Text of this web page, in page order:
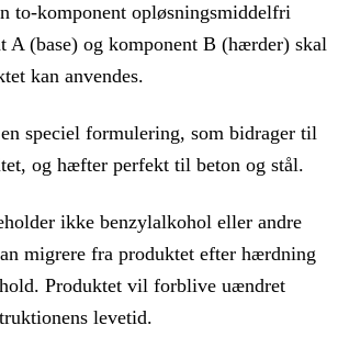
to-komponent opløsningsmiddelfri
A (base) og komponent B (hærder) skal
kan anvendes.
speciel formulering, som bidrager til
og hæfter perfekt til beton og stål.
ikke benzylalkohol eller andre
migrere fra produktet efter hærdning
Produktet vil forblive uændret
levetid.